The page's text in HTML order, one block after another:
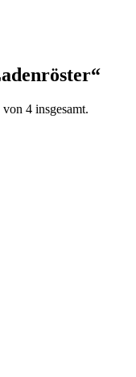
4 insgesamt.